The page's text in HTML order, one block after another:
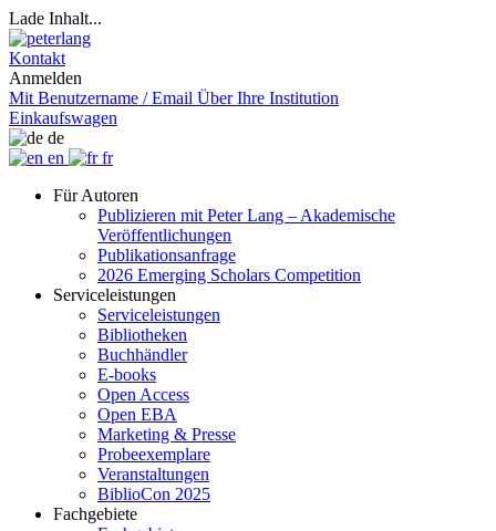
Lade Inhalt...
Kontakt
Anmelden
Mit Benutzername / Email Über Ihre Institution
Einkaufswagen
de
en
fr
Für Autoren
Publizieren mit Peter Lang – Akademische
Veröffentlichungen
Publikationsanfrage
2026 Emerging Scholars Competition
Serviceleistungen
Serviceleistungen
Bibliotheken
Buchhändler
E-books
Open Access
Open EBA
Marketing & Presse
Probeexemplare
Veranstaltungen
BiblioCon 2025
Fachgebiete